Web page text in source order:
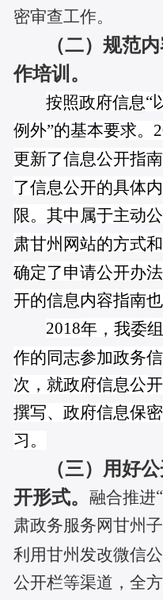
密审查工作。
（二）规范
作培训 。
按照政府信息“
例外”的基本要求。
更新了信息公开指
了信息公开的具体
限。其中属于主动
肃甘州网站的方式
确定了申请公开办
开的信息内容指南
2018年，我委
作的同志参加政务
次，就政府信息公
撰写、政府信息保
习。
（三）用好
开形式。融合推进
肃政务服务网甘州
利用甘州发改微信
公开栏等渠道，全